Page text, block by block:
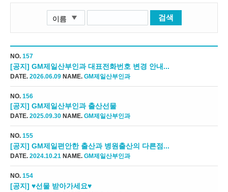
검색
NO. 157
[공지] GM제일산부인과 대표전화번호 변경 안내...
DATE. 2026.06.09 NAME. GM제일산부인과
NO. 156
[공지] GM제일산부인과 출산선물
DATE. 2025.09.30 NAME. GM제일산부인과
NO. 155
[공지] GM제일편안한 출산과 병원출산의 다른점...
DATE. 2024.10.21 NAME. GM제일산부인과
NO. 154
[공지] ♥선물 받아가세요♥